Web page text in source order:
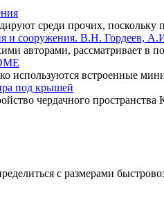
среди прочих, поскольку
и сооружения. В.Н.
авторами, рассматривает в
используются встроенные
под крышей
чердачного
с размерами